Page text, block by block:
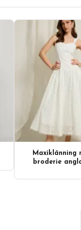
Maxiklänning
broderie